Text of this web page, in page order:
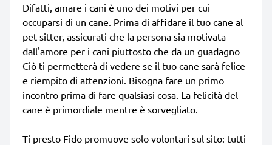
Difatti, amare i cani è uno dei motivi per cui
occuparsi di un cane. Prima di affidare il tuo cane al
pet sitter, assicurati che la persona sia motivata
dall'amore per i cani piuttosto che da un guadagno
Ciò ti permetterà di vedere se il tuo cane sarà felice
e riempito di attenzioni. Bisogna fare un primo
incontro prima di fare qualsiasi cosa. La felicità del
cane è primordiale mentre è sorvegliato.
Ti presto Fido promuove solo volontari sul sito: tutti